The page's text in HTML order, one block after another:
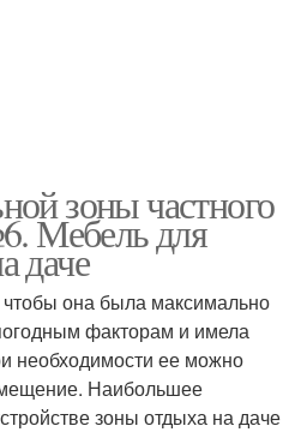
зоны частного
Мебель для
даче
она была максимально
факторам и имела
необходимости ее можно
Наибольшее
зоны отдыха на даче